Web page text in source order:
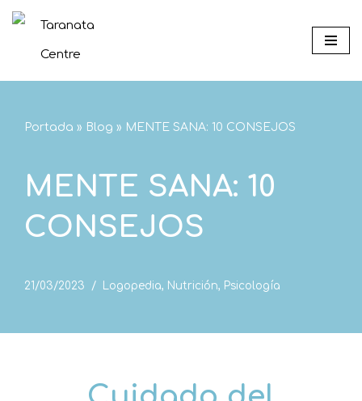
Saltar
Portada » Blog » MENTE SANA: 10 CONSEJOS
MENTE SANA: 10
CONSEJOS
21/03/2023 Logopedia, Nutrición, Psicología